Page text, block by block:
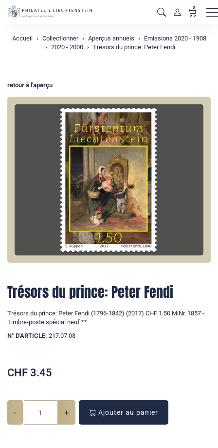
0
Accueil Collectionner Aperçus annuels
Emissions 2020 - 1908
2020 - 2000
Trésors du prince: Peter Fendi
retour à l'aperçu
Trésors du prince: Peter Fendi
Trésors du prince: Peter Fendi (1796-1842) (2017) CHF 1.50 MiNr. 1857 -
Timbre-poste spécial neuf **
N° D'ARTICLE: 217.07.03
CHF 3.45
- + Ajouter au panier